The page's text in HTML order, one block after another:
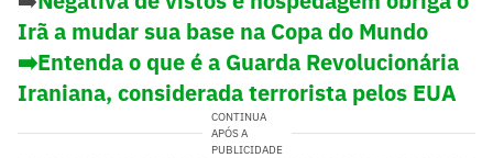
Irã a mudar sua base na Copa do Mundo
➡️Entenda o que é a Guarda Revolucionária
Iraniana, considerada terrorista pelos EUA
CONTINUA
APÓS A
PUBLICIDADE